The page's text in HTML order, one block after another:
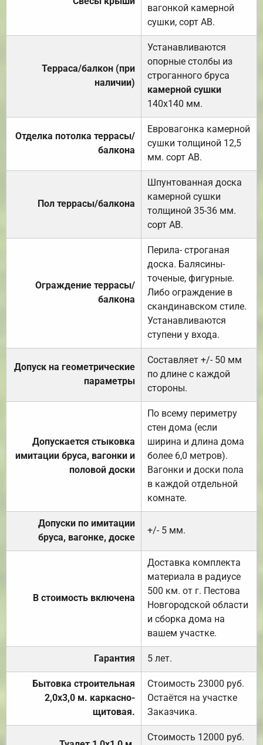
вагонкой камерной
сушки, сорт АВ.
Терраса/балкон (при
наличии)
Устанавливаются
опорные столбы из
строганного бруса
камерной сушки
140х140 мм.
Отделка потолка террасы/
балкона
Евровагонка камерной
сушки толщиной 12,5
мм. сорт АВ.
Пол террасы/балкона
Шпунтованная доска
камерной сушки
толщиной 35-36 мм.
сорт АВ.
Ограждение террасы/
балкона
Перила- строганая
доска. Балясины-
точеные, фигурные.
Либо ограждение в
скандинавском стиле.
Устанавливаются
ступени у входа.
Допуск на геометрические
параметры
Составляет +/- 50 мм
по длине с каждой
стороны.
Допускается стыковка
имитации бруса, вагонки и
половой доски
По всему периметру
стен дома (если
ширина и длина дома
более 6,0 метров).
Вагонки и доски пола
в каждой отдельной
комнате.
Допуски по имитации
бруса, вагонке, доске
+/- 5 мм.
В стоимость включена
Доставка комплекта
материала в радиусе
500 км. от г. Пестова
Новгородской области
и сборка дома на
вашем участке.
Гарантия 5 лет.
Бытовка строительная
2,0х3,0 м. каркасно-
щитовая.
Стоимость 23000 руб.
Остаётся на участке
Заказчика.
Стоимость 12000 руб.